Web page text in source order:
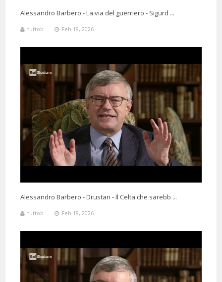
Alessandro Barbero - La via del guerriero - Sigurd ...
tuttob ... Feb 18, 2026
Alessandro Barbero - Drustan - Il Celta che sarebb ...
tuttob ... Feb 18, 2026